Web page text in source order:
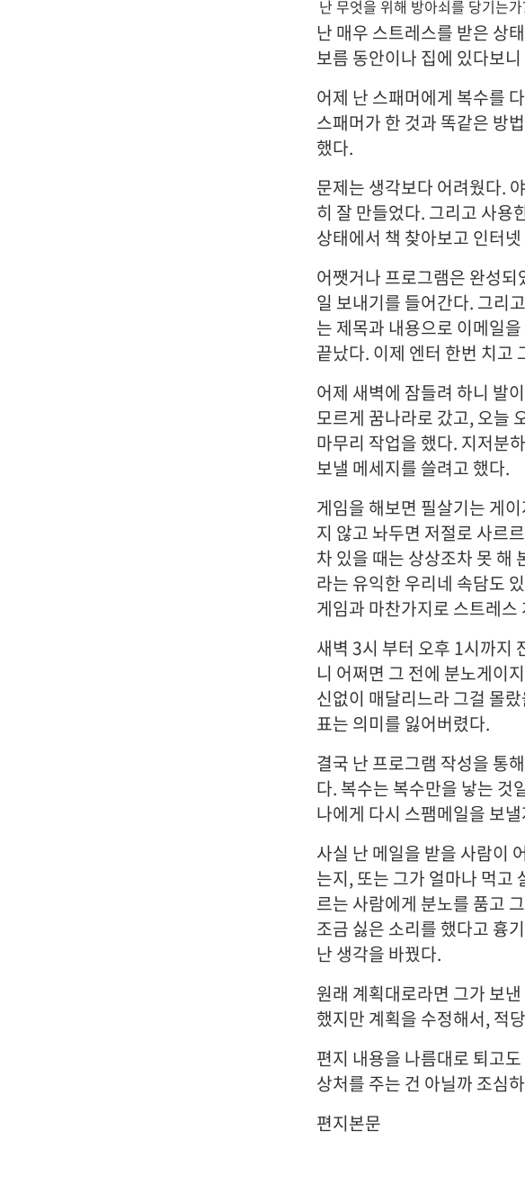
난 무엇을 위해 방아쇠를 당기는
난 매우 스트레스를 받은 상
보름 동안이나 집에 있다보
어제 난 스패머에게 복수를
스패머가 한 것과 똑같은 방
했다.
문제는 생각보다 어려웠다.
히 잘 만들었다. 그리고 사용
상태에서 책 찾아보고 인터
어쨋거나 프로그램은 완성
일 보내기를 들어간다. 그리
는 제목과 내용으로 이메일
끝났다. 이제 엔터 한번 치고
어제 새벽에 잠들려 하니 발
모르게 꿈나라로 갔고, 오늘
마무리 작업을 했다. 지저분
보낼 메세지를 쓸려고 했다.
게임을 해보면 필살기는 게
지 않고 놔두면 저절로 사르
차 있을 때는 상상조차 못 해
라는 유익한 우리네 속담도
게임과 마찬가지로 스트레
새벽 3시 부터 오후 1시까지
니 어쩌면 그 전에 분노게이
신없이 매달리느라 그걸 몰
표는 의미를 잃어버렸다.
결국 난 프로그램 작성을 통
다. 복수는 복수만을 낳는 것
나에게 다시 스팸메일을 보
사실 난 메일을 받을 사람이
는지, 또는 그가 얼마나 먹고
르는 사람에게 분노를 품고
조금 싫은 소리를 했다고 흉
난 생각을 바꿨다.
원래 계획대로라면 그가 보
했지만 계획을 수정해서, 적
편지 내용을 나름대로 퇴고
상처를 주는 건 아닐까 조심
편지본문